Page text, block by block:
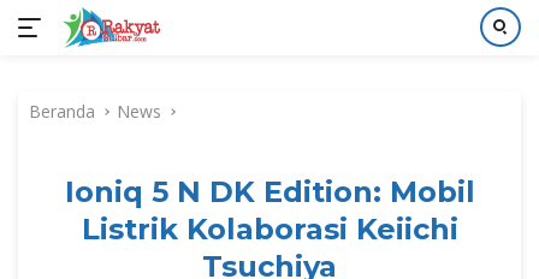
kontenBeranda News
Ioniq 5 N DK Edition: Mobil
Listrik Kolaborasi Keiichi
Tsuchiya